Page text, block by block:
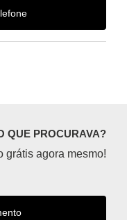
QUE PROCURAVA?
grátis agora mesmo!